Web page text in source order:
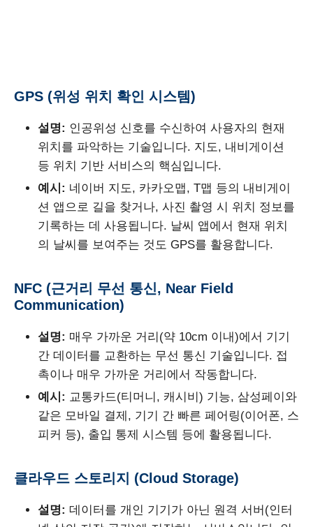
GPS (위성 위치 확인 시스템)
설명: 인공위성 신호를 수신하여 사용자의 현재
위치를 파악하는 기술입니다. 지도, 내비게이션
등 위치 기반 서비스의 핵심입니다.
예시: 네이버 지도, 카카오맵, T맵 등의 내비게이
션 앱으로 길을 찾거나, 사진 촬영 시 위치 정보를
기록하는 데 사용됩니다. 날씨 앱에서 현재 위치
의 날씨를 보여주는 것도 GPS를 활용합니다.
NFC (근거리 무선 통신, Near Field
Communication)
설명: 매우 가까운 거리(약 10cm 이내)에서 기기
간 데이터를 교환하는 무선 통신 기술입니다. 접
촉이나 매우 가까운 거리에서 작동합니다.
예시: 교통카드(티머니, 캐시비) 기능, 삼성페이와
같은 모바일 결제, 기기 간 빠른 페어링(이어폰, 스
피커 등), 출입 통제 시스템 등에 활용됩니다.
클라우드 스토리지 (Cloud Storage)
설명: 데이터를 개인 기기가 아닌 원격 서버(인터